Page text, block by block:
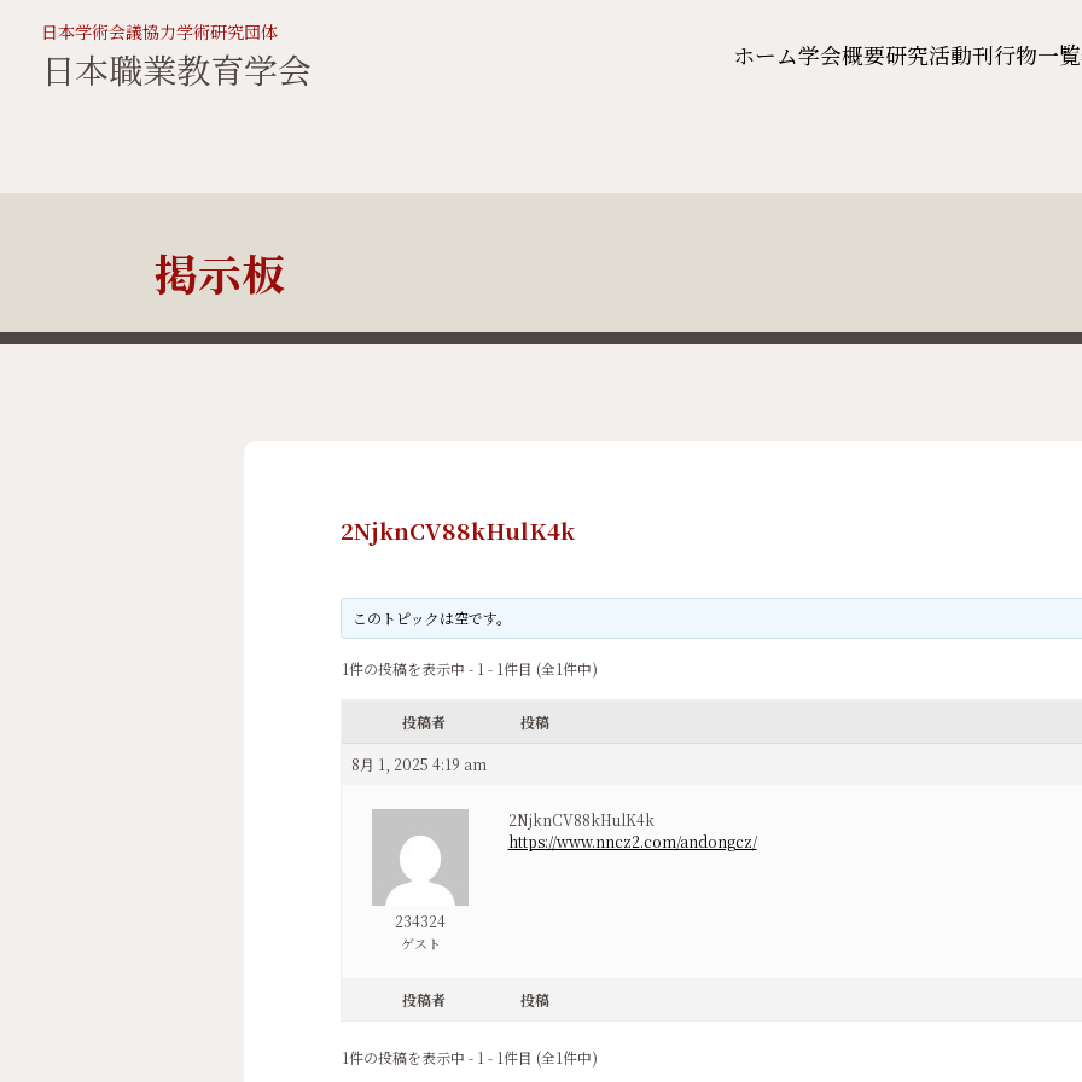
日本学術会議協力学術研究団体
日本職業教育学会 ホーム学会概要研究活動刊行物一覧
掲示板
2NjknCV88kHulK4k
このトピックは空です。
1件の投稿を表示中 - 1 - 1件目 (全1件中)
投稿者 投稿
8月 1, 2025 4:19 am
234324
ゲスト
2NjknCV88kHulK4k
https://www.nncz2.com/andongcz/
投稿者 投稿
1件の投稿を表示中 - 1 - 1件目 (全1件中)